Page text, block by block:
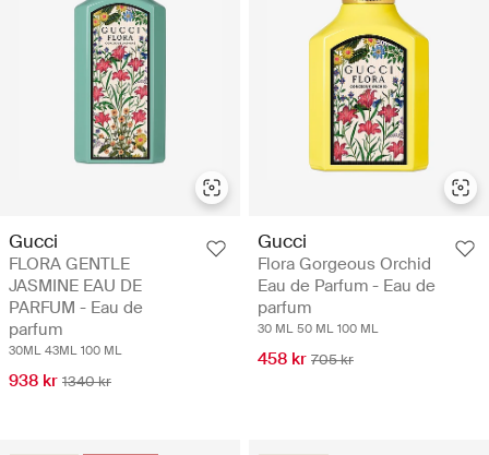
Gucci
FLORA GENTLE
JASMINE EAU DE
PARFUM - Eau de
parfum
30ML 43ML 100 ML
938 kr 1340 kr
Gucci
Flora Gorgeous Orchid
Eau de Parfum - Eau de
parfum
30 ML 50 ML 100 ML
458 kr 705 kr